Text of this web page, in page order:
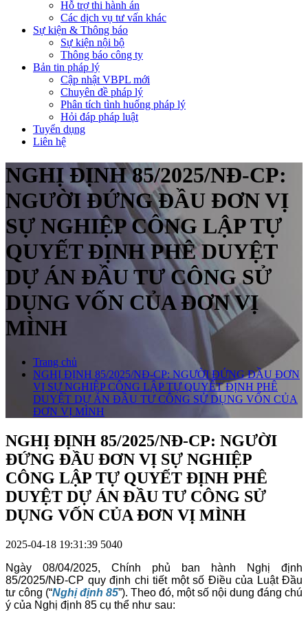
Hỗ trợ thi hành án
Các dịch vụ tư vấn khác
Sự kiện & Thông báo
Sự kiện nội bộ
Thông báo công ty
Bản tin pháp lý
Cập nhật VBPL mới
Chuyên đề pháp lý
Phân tích tình huống pháp lý
Hỏi đáp pháp luật
Tuyển dụng
Liên hệ
NGHỊ ĐỊNH 85/2025/NĐ-CP:
NGƯỜI ĐỨNG ĐẦU ĐƠN VỊ
SỰ NGHIỆP CÔNG LẬP TỰ
QUYẾT ĐỊNH PHÊ DUYỆT
DỰ ÁN ĐẦU TƯ CÔNG SỬ
DỤNG VỐN CỦA ĐƠN VỊ
MÌNH
Trang chủ
NGHỊ ĐỊNH 85/2025/NĐ-CP: NGƯỜI ĐỨNG ĐẦU ĐƠN
VỊ SỰ NGHIỆP CÔNG LẬP TỰ QUYẾT ĐỊNH PHÊ
DUYỆT DỰ ÁN ĐẦU TƯ CÔNG SỬ DỤNG VỐN CỦA
ĐƠN VỊ MÌNH
NGHỊ ĐỊNH 85/2025/NĐ-CP: NGƯỜI
ĐỨNG ĐẦU ĐƠN VỊ SỰ NGHIỆP
CÔNG LẬP TỰ QUYẾT ĐỊNH PHÊ
DUYỆT DỰ ÁN ĐẦU TƯ CÔNG SỬ
DỤNG VỐN CỦA ĐƠN VỊ MÌNH
2025-04-18 19:31:39 5040
Ngày 08/04/2025, Chính phủ ban hành Nghị định
85/2025/NĐ-CP quy định chi tiết một số Điều của Luật Đầu
tư công (“Nghị định 85”). Theo đó, một số nội dung đáng chú
ý của Nghị định 85 cụ thể như sau: